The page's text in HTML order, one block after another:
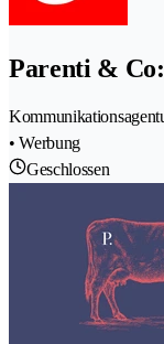
Parenti &
• Werbung
Geschlossen